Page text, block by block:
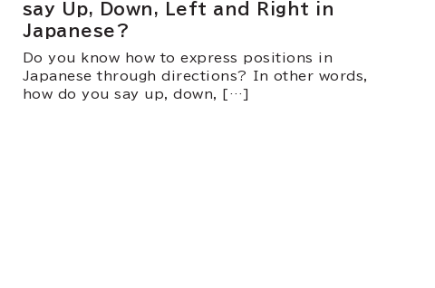
say Up, Down, Left and Right in
Japanese?
Do you know how to express positions in
Japanese through directions? In other words,
how do you say up, down, […]